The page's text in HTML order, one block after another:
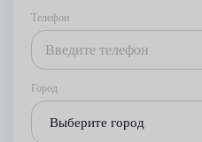
Телефон
Город
Выберите город